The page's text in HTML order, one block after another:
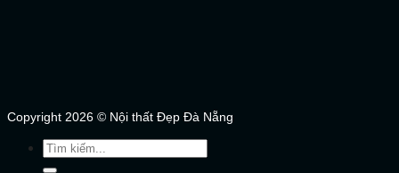
Copyright 2026 © Nội thất Đẹp Đà Nẵng
Tìm
kiếm: